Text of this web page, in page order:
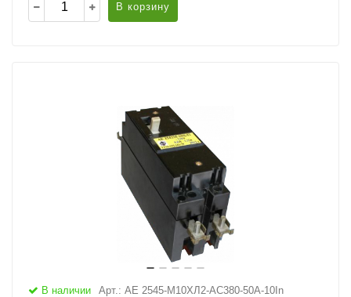
В корзину
В наличии Арт.: АЕ 2545-М10ХЛ2-AC380-50А-10In